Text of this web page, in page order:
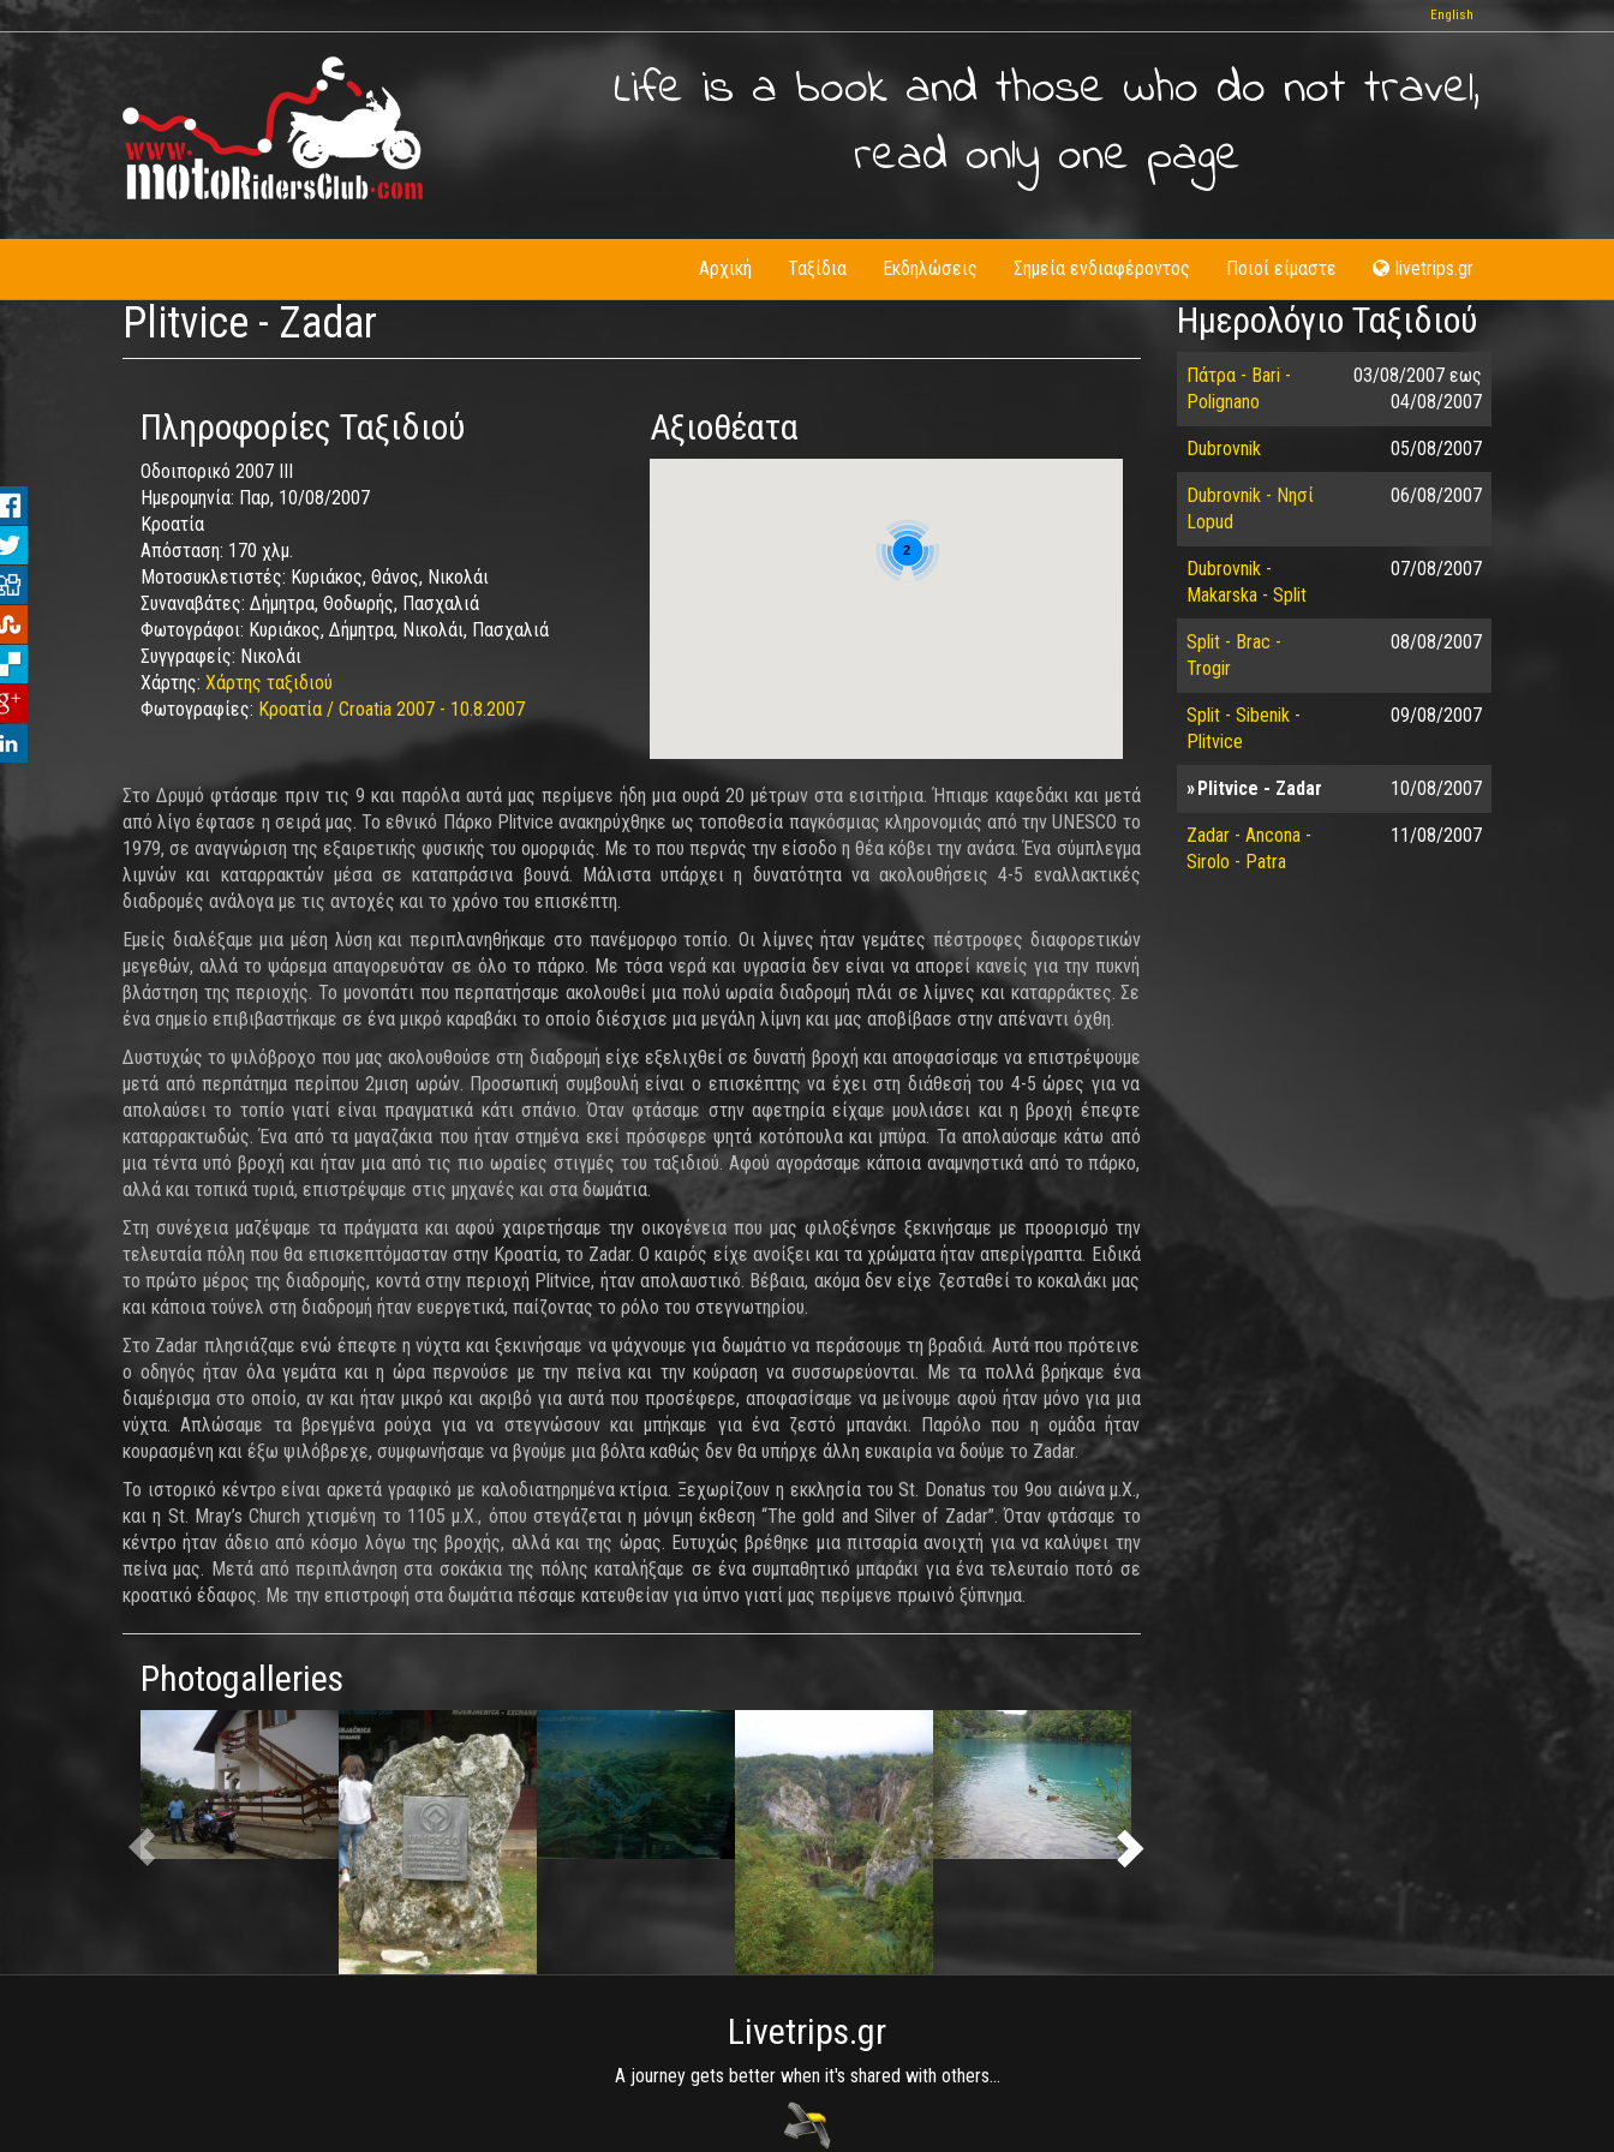
Παράκαμψη
προς
το
κυρίως
περιεχόμενο
English
Life is a book and those who do not travel,
read only one page
Αρχική Ταξίδια Εκδηλώσεις Σημεία ενδιαφέροντος Ποιοί είμαστε livetrips.gr
Plitvice - Zadar
Πληροφορίες Ταξιδιού
Οδοιπορικό 2007 IΙΙ
Ημερομηνία: Παρ, 10/08/2007
Κροατία
Απόσταση: 170 χλμ.
Μοτοσυκλετιστές: Κυριάκος, Θάνος, Νικολάι
Συναναβάτες: Δήμητρα, Θοδωρής, Πασχαλιά
Φωτογράφοι: Κυριάκος, Δήμητρα, Νικολάι, Πασχαλιά
Συγγραφείς: Νικολάι
Χάρτης: Χάρτης ταξιδιού
Φωτογραφίες: Κροατία / Croatia 2007 - 10.8.2007
Αξιοθέατα
2
Στο Δρυμό φτάσαμε πριν τις 9 και παρόλα αυτά μας περίμενε ήδη μια ουρά 20 μέτρων στα εισιτήρια. Ήπιαμε καφεδάκι και μετά
από λίγο έφτασε η σειρά μας. Το εθνικό Πάρκο Plitvice ανακηρύχθηκε ως τοποθεσία παγκόσμιας κληρονομιάς από την UNESCO το
1979, σε αναγνώριση της εξαιρετικής φυσικής του ομορφιάς. Με το που περνάς την είσοδο η θέα κόβει την ανάσα. Ένα σύμπλεγμα
λιμνών και καταρρακτών μέσα σε καταπράσινα βουνά. Μάλιστα υπάρχει η δυνατότητα να ακολουθήσεις 4-5 εναλλακτικές
διαδρομές ανάλογα με τις αντοχές και το χρόνο του επισκέπτη.
Εμείς διαλέξαμε μια μέση λύση και περιπλανηθήκαμε στο πανέμορφο τοπίο. Οι λίμνες ήταν γεμάτες πέστροφες διαφορετικών
μεγεθών, αλλά το ψάρεμα απαγορευόταν σε όλο το πάρκο. Με τόσα νερά και υγρασία δεν είναι να απορεί κανείς για την πυκνή
βλάστηση της περιοχής. Το μονοπάτι που περπατήσαμε ακολουθεί μια πολύ ωραία διαδρομή πλάι σε λίμνες και καταρράκτες. Σε
ένα σημείο επιβιβαστήκαμε σε ένα μικρό καραβάκι το οποίο διέσχισε μια μεγάλη λίμνη και μας αποβίβασε στην απέναντι όχθη.
Δυστυχώς το ψιλόβροχο που μας ακολουθούσε στη διαδρομή είχε εξελιχθεί σε δυνατή βροχή και αποφασίσαμε να επιστρέψουμε
μετά από περπάτημα περίπου 2μιση ωρών. Προσωπική συμβουλή είναι ο επισκέπτης να έχει στη διάθεσή του 4-5 ώρες για να
απολαύσει το τοπίο γιατί είναι πραγματικά κάτι σπάνιο. Όταν φτάσαμε στην αφετηρία είχαμε μουλιάσει και η βροχή έπεφτε
καταρρακτωδώς. Ένα από τα μαγαζάκια που ήταν στημένα εκεί πρόσφερε ψητά κοτόπουλα και μπύρα. Τα απολαύσαμε κάτω από
μια τέντα υπό βροχή και ήταν μια από τις πιο ωραίες στιγμές του ταξιδιού. Αφού αγοράσαμε κάποια αναμνηστικά από το πάρκο,
αλλά και τοπικά τυριά, επιστρέψαμε στις μηχανές και στα δωμάτια.
Στη συνέχεια μαζέψαμε τα πράγματα και αφού χαιρετήσαμε την οικογένεια που μας φιλοξένησε ξεκινήσαμε με προορισμό την
τελευταία πόλη που θα επισκεπτόμασταν στην Κροατία, το Zadar. Ο καιρός είχε ανοίξει και τα χρώματα ήταν απερίγραπτα. Ειδικά
το πρώτο μέρος της διαδρομής, κοντά στην περιοχή Plitvice, ήταν απολαυστικό. Βέβαια, ακόμα δεν είχε ζεσταθεί το κοκαλάκι μας
και κάποια τούνελ στη διαδρομή ήταν ευεργετικά, παίζοντας το ρόλο του στεγνωτηρίου.
Στο Zadar πλησιάζαμε ενώ έπεφτε η νύχτα και ξεκινήσαμε να ψάχνουμε για δωμάτιο να περάσουμε τη βραδιά. Αυτά που πρότεινε
ο οδηγός ήταν όλα γεμάτα και η ώρα περνούσε με την πείνα και την κούραση να συσσωρεύονται. Με τα πολλά βρήκαμε ένα
διαμέρισμα στο οποίο, αν και ήταν μικρό και ακριβό για αυτά που προσέφερε, αποφασίσαμε να μείνουμε αφού ήταν μόνο για μια
νύχτα. Απλώσαμε τα βρεγμένα ρούχα για να στεγνώσουν και μπήκαμε για ένα ζεστό μπανάκι. Παρόλο που η ομάδα ήταν
κουρασμένη και έξω ψιλόβρεχε, συμφωνήσαμε να βγούμε μια βόλτα καθώς δεν θα υπήρχε άλλη ευκαιρία να δούμε το Zadar.
Το ιστορικό κέντρο είναι αρκετά γραφικό με καλοδιατηρημένα κτίρια. Ξεχωρίζουν η εκκλησία του St. Donatus του 9ου αιώνα μ.Χ.,
και η St. Mray’s Church χτισμένη το 1105 μ.Χ., όπου στεγάζεται η μόνιμη έκθεση “The gold and Silver of Zadar”. Όταν φτάσαμε το
κέντρο ήταν άδειο από κόσμο λόγω της βροχής, αλλά και της ώρας. Ευτυχώς βρέθηκε μια πιτσαρία ανοιχτή για να καλύψει την
πείνα μας. Μετά από περιπλάνηση στα σοκάκια της πόλης καταλήξαμε σε ένα συμπαθητικό μπαράκι για ένα τελευταίο ποτό σε
κροατικό έδαφος. Με την επιστροφή στα δωμάτια πέσαμε κατευθείαν για ύπνο γιατί μας περίμενε πρωινό ξύπνημα.
Ημερολόγιο Ταξιδιού
Πάτρα - Bari -
Polignano
03/08/2007εως
04/08/2007
Dubrovnik 05/08/2007
Dubrovnik - Nησί
Lopud
06/08/2007
Dubrovnik -
Makarska - Split
07/08/2007
Split - Brac -
Trogir
08/08/2007
Split - Sibenik -
Plitvice
09/08/2007
Plitvice - Zadar 10/08/2007
Zadar - Ancona -
Sirolo - Patra
11/08/2007
Photogalleries
Livetrips.gr
A journey gets better when it's shared with others...